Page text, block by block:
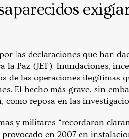
las declaraciones que han
la Paz (JEP). Inundaciones,
de las operaciones ilegítimas
El hecho más grave, sin
reposa en las
y militares “recordaron
en 2007 en